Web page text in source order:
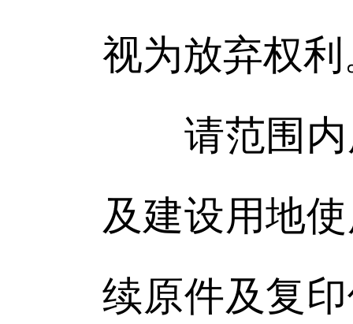
视为放弃权利
请范围内
及建设用地
续原件及复